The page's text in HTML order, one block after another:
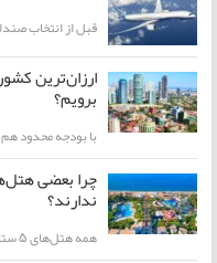
قبل از انتخاب
ارزان‌ترین
برویم؟
با بودجه محدود
ندارند؟
همه هتل‌های ۵ ستاره لوکس نیستند! بیشت ...